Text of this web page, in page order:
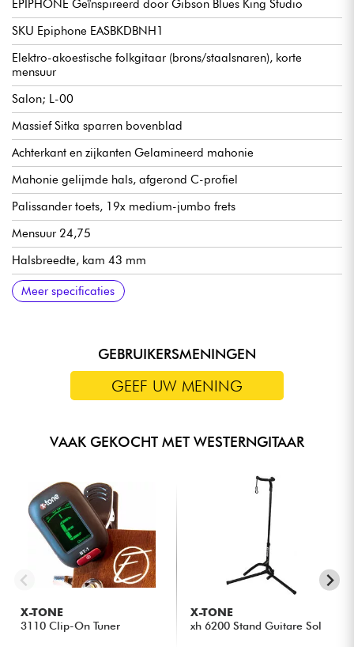
EPIPHONE Geïnspireerd door Gibson Blues King Studio
SKU Epiphone EASBKDBNH1
Elektro-akoestische folkgitaar (brons/staalsnaren), korte
mensuur
Salon; L-00
Massief Sitka sparren bovenblad
Achterkant en zijkanten Gelamineerd mahonie
Mahonie gelijmde hals, afgerond C-profiel
Palissander toets, 19x medium-jumbo frets
Mensuur 24,75
Halsbreedte, kam 43 mm
Fishman Presys VT voorversterker (volume/toon in klankgat)
Epiphone Rosewood Rechthoekige brug
Epiphone Drie-op-een-Plaat stemmechanieken met Ivory
Plastic Knop
Hoogglans afwerking
Verkocht met Epiphone standaard gigbag
Meer specificaties
GEBRUIKERSMENINGEN
GEEF UW MENING
VAAK GEKOCHT MET WESTERNGITAAR
X-TONE
3110 Clip-On Tuner
X-TONE
xh 6200 Stand Guitare Sol